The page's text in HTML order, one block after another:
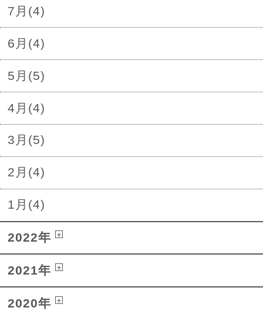
7月(4)
6月(4)
5月(5)
4月(4)
3月(5)
2月(4)
1月(4)
2022年
2021年
2020年